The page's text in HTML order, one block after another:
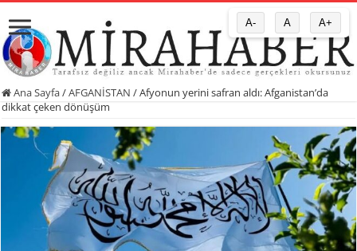
Ana Sayfa/AFGANİSTAN /Afyonun yerini safran aldı: Afganistan’da
dikkat çeken dönüşüm
A- A A+